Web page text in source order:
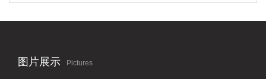
图片展示 Pictures